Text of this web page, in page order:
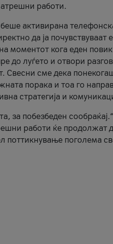
работи.
активирана
да ја
моментот кога еден
до луѓето и отвори
Свесни сме дека
порака и тоа го
стратегија и
за побезбеден
работи ќе продолжат
поттикнување поголема